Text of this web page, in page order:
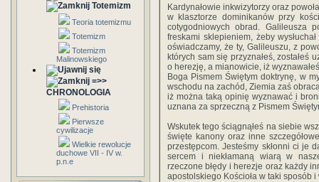
Totemizm
Teoria totemizmu
Totemizm
Totemizm
Malinowskiego
=>>
CHRONOLOGIA
Prehistoria
Pierwsze
cywilizacje
Wielkie rewolucje
duchowe VII - IV w.
p.n.e
Kardynałowie inkwizytorzy oraz
w klasztorze dominikanów przy
cotygodniowych obrad. Galileusza
freskami sklepieniem, żeby
oświadczamy, że ty, Galileuszu, z
których sam się przyznałeś, zostałeś
o herezję, a mianowicie, iż
Boga Pismem Świętym doktrynę, w
wschodu na zachód, Ziemia zaś
iż można taką opinię wyznawać i
uznana za sprzeczną z Pismem
Wskutek tego ściągnąłeś na siebie
święte kanony oraz inne
przestępcom. Jesteśmy skłonni ci je
sercem i niekłamaną wiarą w
rzeczone błędy i herezje oraz każdy
apostolskiego Kościoła w taki sposób